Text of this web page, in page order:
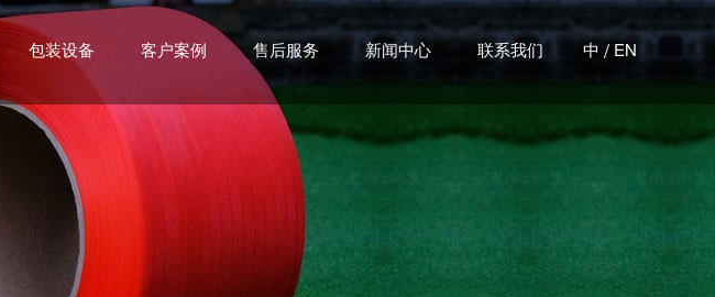
包装设备 客户案例 售后服务 新闻中心 联系我们 中 / EN